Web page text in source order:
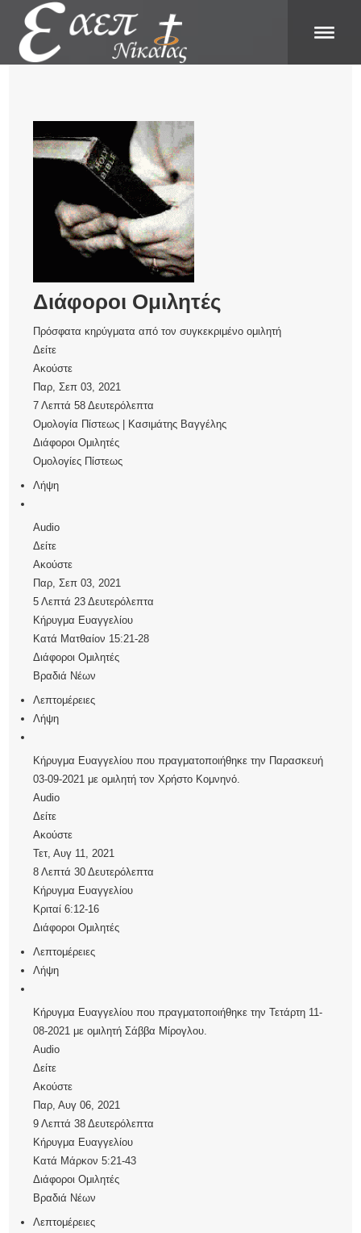
Διάφοροι Ομιλητές
Πρόσφατα κηρύγματα από τον συγκεκριμένο ομιλητή
Δείτε
Ακούστε
Παρ, Σεπ 03, 2021
7 Λεπτά 58 Δευτερόλεπτα
Ομολογία Πίστεως | Κασιμάτης Βαγγέλης
Διάφοροι Ομιλητές
Ομολογίες Πίστεως
Λήψη
Audio
Δείτε
Ακούστε
Παρ, Σεπ 03, 2021
5 Λεπτά 23 Δευτερόλεπτα
Κήρυγμα Ευαγγελίου
Κατά Ματθαίον 15:21-28
Διάφοροι Ομιλητές
Βραδιά Νέων
Λεπτομέρειες
Λήψη
Κήρυγμα Ευαγγελίου που πραγματοποιήθηκε την Παρασκευή
03-09-2021 με ομιλητή τον Χρήστο Κομνηνό.
Audio
Δείτε
Ακούστε
Τετ, Αυγ 11, 2021
8 Λεπτά 30 Δευτερόλεπτα
Κήρυγμα Ευαγγελίου
Κριταί 6:12-16
Διάφοροι Ομιλητές
Λεπτομέρειες
Λήψη
Κήρυγμα Ευαγγελίου που πραγματοποιήθηκε την Τετάρτη 11-
08-2021 με ομιλητή Σάββα Μίρογλου.
Audio
Δείτε
Ακούστε
Παρ, Αυγ 06, 2021
9 Λεπτά 38 Δευτερόλεπτα
Κήρυγμα Ευαγγελίου
Κατά Μάρκον 5:21-43
Διάφοροι Ομιλητές
Βραδιά Νέων
Λεπτομέρειες